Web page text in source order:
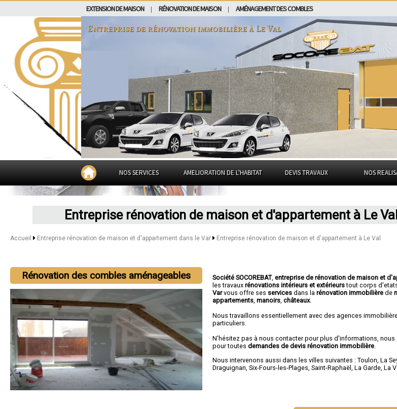
EXTENSION DE MAISON RÉNOVATION DE MAISON AMÉNAGEMENT DES COMBLES
Entreprise de rénovation immobilière àLe Val
NOS SERVICES AMELIORATION DE L'HABITAT DEVIS TRAVAUX NOS
Entreprise rénovation de maison et d'appartement à Le
Accueil Entreprise rénovation de maison et d'appartement dans le Var Entreprise rénovation de maison et d'appartement à Le Val
Rénovation des combles aménageables Société SOCOREBAT,entreprise de rénovation de maison et
les travauxrénovations intérieurs et extérieurstout corps
Varvous offre ses services dans larénovation immobilière de
appartements ,manoirs ,châteaux.
Nous travaillons essentiellement avec des agences
particuliers.
N'hésitez pas à nous contacter pour plus d'informations,
pour toutesdemandes de devis rénovation immobilière
Nous intervenons aussi dans les villes suivantes :Toulon ,La
Draguignan ,Six-Fours-les-Plages ,Saint-Raphaël ,La Garde ,La